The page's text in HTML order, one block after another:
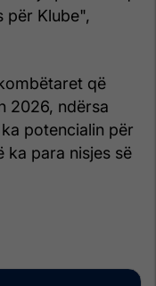
për Klube",
që
2026, ndërsa
potencialin për
ka para nisjes së